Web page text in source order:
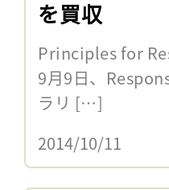
を買収
Principles for
9月9日、
ラリ […]
2014/10/11